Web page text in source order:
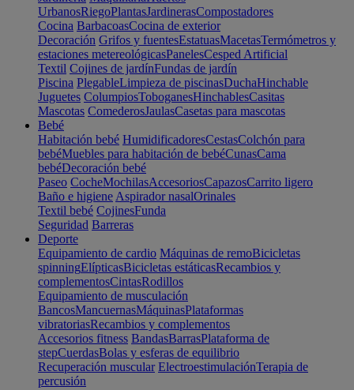
UrbanosRiegoPlantasJardinerasCompostadores
Cocina BarbacoasCocina de exterior
Decoración Grifos y fuentesEstatuasMacetasTermómetros y
estaciones metereológicasPanelesCesped Artificial
Textil Cojines de jardínFundas de jardín
Piscina PlegableLimpieza de piscinasDuchaHinchable
Juguetes ColumpiosToboganesHinchablesCasitas
Mascotas ComederosJaulasCasetas para mascotas
Bebé
Habitación bebé HumidificadoresCestasColchón para
bebéMuebles para habitación de bebéCunasCama
bebéDecoración bebé
Paseo CocheMochilasAccesoriosCapazosCarrito ligero
Baño e higiene Aspirador nasalOrinales
Textil bebé CojinesFunda
Seguridad Barreras
Deporte
Equipamiento de cardio Máquinas de remoBicicletas
spinningElípticasBicicletas estáticasRecambios y
complementosCintasRodillos
Equipamiento de musculación
BancosMancuernasMáquinasPlataformas
vibratoriasRecambios y complementos
Accesorios fitness BandasBarrasPlataforma de
stepCuerdasBolas y esferas de equilibrio
Recuperación muscular ElectroestimulaciónTerapia de
percusión